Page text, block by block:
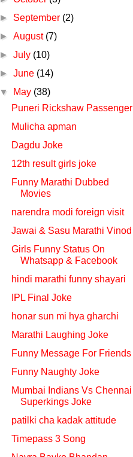
► September (2)
►August (7)
►July (10)
►June (14)
▼
May (38)
Puneri Rickshaw Passenger
Mulicha apman
Dagdu Joke
12th result girls joke
Funny Marathi Dubbed
Movies
narendra modi foreign visit
Jawai & Sasu Marathi Vinod
Girls Funny Status On
Whatsapp & Facebook
hindi marathi funny shayari
IPL Final Joke
honar sun mi hya gharchi
Marathi Laughing Joke
Funny Message For Friends
Funny Naughty Joke
Mumbai Indians Vs Chennai
Superkings Joke
patilki cha kadak attitude
Timepass 3 Song